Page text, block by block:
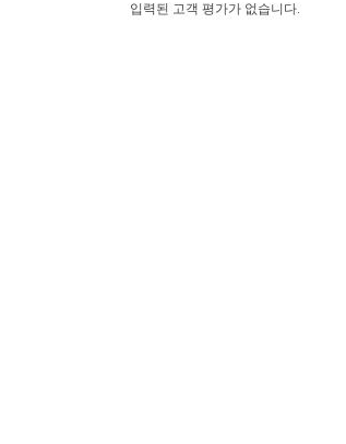
입력된 고객 평가가 없습니다.